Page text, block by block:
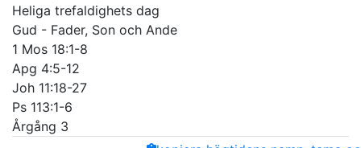
Heliga trefaldighets dag
Gud - Fader, Son och Ande
1 Mos 18:1-8
Apg 4:5-12
Joh 11:18-27
Ps 113:1-6
Årgång 3